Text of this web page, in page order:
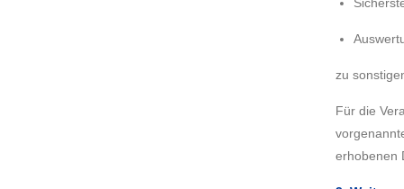
zu
Für die
erhobenen